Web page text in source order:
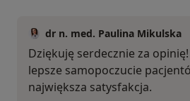
dr n. med. Paulina Mikulska
Dziękuję serdecznie za
lepsze samopoczucie
największa satysfakcja.